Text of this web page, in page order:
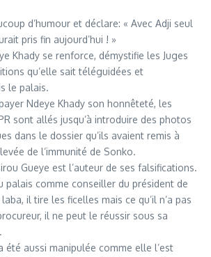
d’humour et déclare: « Avec Adji seul
pris fin aujourd’hui ! »
Khady se renforce, démystifie les Juges
qu’elle sait téléguidées et
le palais.
Ndeye Khady son honnêteté, les
sont allés jusqu’à introduire des photos
dans le dossier qu’ils avaient remis à
de l’immunité de Sonko.
Gueye est l’auteur de ses falsifications.
palais comme conseiller du président de
il tire les ficelles mais ce qu’il n’a pas
il ne peut le réussir sous sa
été aussi manipulée comme elle l’est